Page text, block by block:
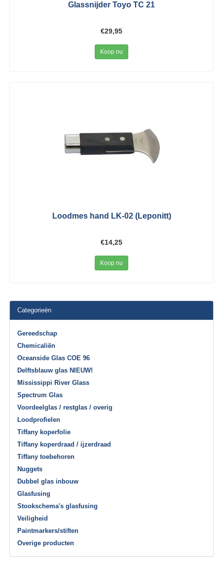
Glassnijder Toyo TC 21
€29,95
Koop nu
Loodmes hand LK-02 (Leponitt)
€14,25
Koop nu
Categorieën
Gereedschap
Chemicaliën
Oceanside Glas COE 96
Delftsblauw glas NIEUW!
Mississippi River Glass
Spectrum Glas
Voordeelglas / restglas / overig
Loodprofielen
Tiffany koperfolie
Tiffany koperdraad / ijzerdraad
Tiffany toebehoren
Nuggets
Dubbel glas inbouw
Glasfusing
Stookschema's glasfusing
Veiligheid
Paintmarkers/stiften
Overige producten